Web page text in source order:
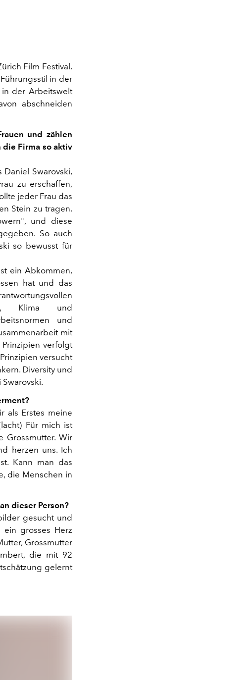
Film Festival.
in der
in der Arbeitswelt
abschneiden
und zählen
die Firma so aktiv
Swarovski,
zu erschaffen,
jeder Frau das
Stein zu tragen.
und diese
So auch
so bewusst für
ein Abkommen,
hat und das
Klima und
und
mit
verfolgt
versucht
Diversity und
als Erstes meine
Für mich ist
Grossmutter. Wir
herzen uns. Ich
Kann man das
die Menschen in
dieser Person?
gesucht und
grosses Herz
Grossmutter
die mit 92
gelernt